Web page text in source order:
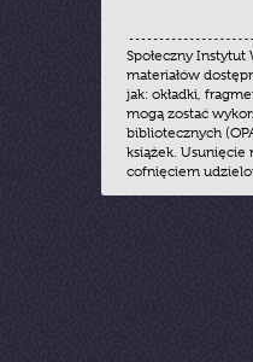
Społeczny
materiałów
jak: okładki,
mogą zostać
bibliotecznych
książek.
cofnięciem